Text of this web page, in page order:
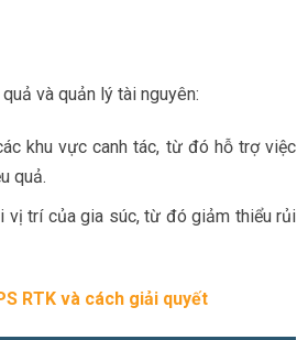
và quản lý tài nguyên:
khu vực canh tác, từ đó hỗ trợ việc
quả.
vị trí của gia súc, từ đó giảm thiểu rủi
RTK và cách giải quyết